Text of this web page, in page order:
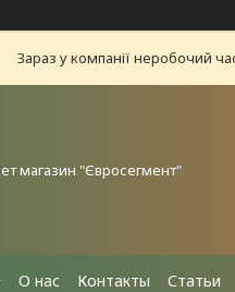
Зараз у компанії неробочий
магазин "Євросегмент"
О нас Контакты Статьи